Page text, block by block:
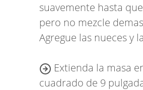
suavemente hasta
pero no mezcle
Agregue las nueces y
Extienda la masa
cuadrado de 9